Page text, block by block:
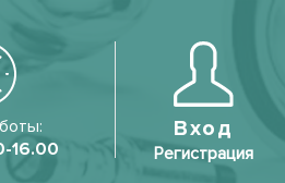
16.00
Вход
Регистрация